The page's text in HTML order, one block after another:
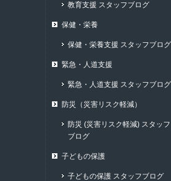
教育支援 スタッフブログ
保健・栄養
保健・栄養支援 スタッフブログ
緊急・人道支援
緊急・人道支援 スタッフブログ
防災（災害リスク軽減）
防災 (災害リスク軽減) スタッフ
ブログ
子どもの保護
子どもの保護 スタッフブログ